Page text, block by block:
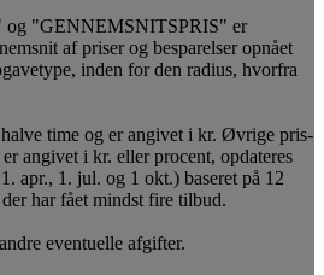
"GENNEMSNITSPRIS" er
af priser og besparelser opnået
inden for den radius, hvorfra
time og er angivet i kr. Øvrige pris-
angivet i kr. eller procent, opdateres
apr., 1. jul. og 1 okt.) baseret på 12
har fået mindst fire tilbud.
eventuelle afgifter.